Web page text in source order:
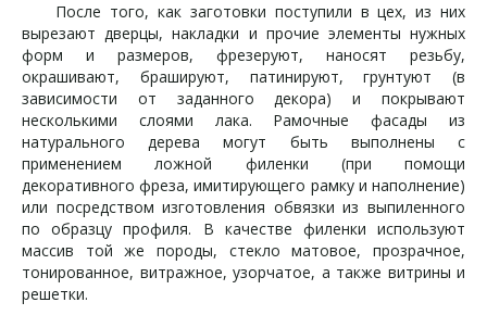
После того, как заготовки поступили в цех, из них
вырезают дверцы, накладки и прочие элементы нужных
форм и размеров, фрезеруют, наносят резьбу,
окрашивают, брашируют, патинируют, грунтуют (в
зависимости от заданного декора) и покрывают
несколькими слоями лака. Рамочные фасады из
натурального дерева могут быть выполнены с
применением ложной филенки (при помощи
декоративного фреза, имитирующего рамку и наполнение)
или посредством изготовления обвязки из выпиленного
по образцу профиля. В качестве филенки используют
массив той же породы, стекло матовое, прозрачное,
тонированное, витражное, узорчатое, а также витрины и
решетки.